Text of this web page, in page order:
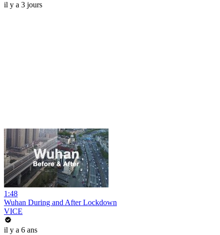
il y a 3 jours
1:48
Wuhan During and After Lockdown
VICE
il y a 6 ans